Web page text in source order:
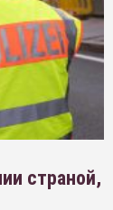
страной,